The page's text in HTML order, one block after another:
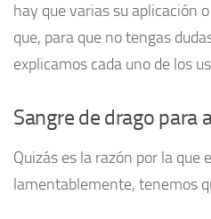
hay que varias su aplicación
que, para que no tengas
explicamos cada uno de los
Sangre de drago para
Quizás es la razón por la que
lamentablemente, tenemos